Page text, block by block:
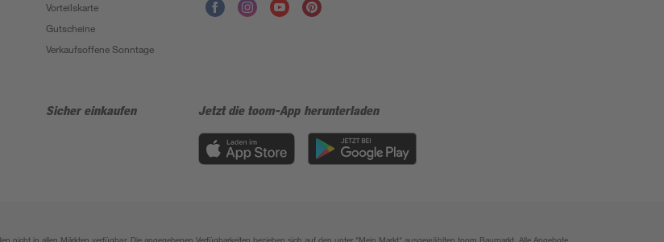
Vorteilskarte
Gutscheine
Verkaufsoffene Sonntage
Sicher einkaufen Jetzt die toom-App herunterladen
nicht in allen Märkten verfügbar. Die angegebenen Verfügbarkeiten beziehen sich auf den unter "Mein Markt" ausgewählten toom Baumarkt. Alle Angebote